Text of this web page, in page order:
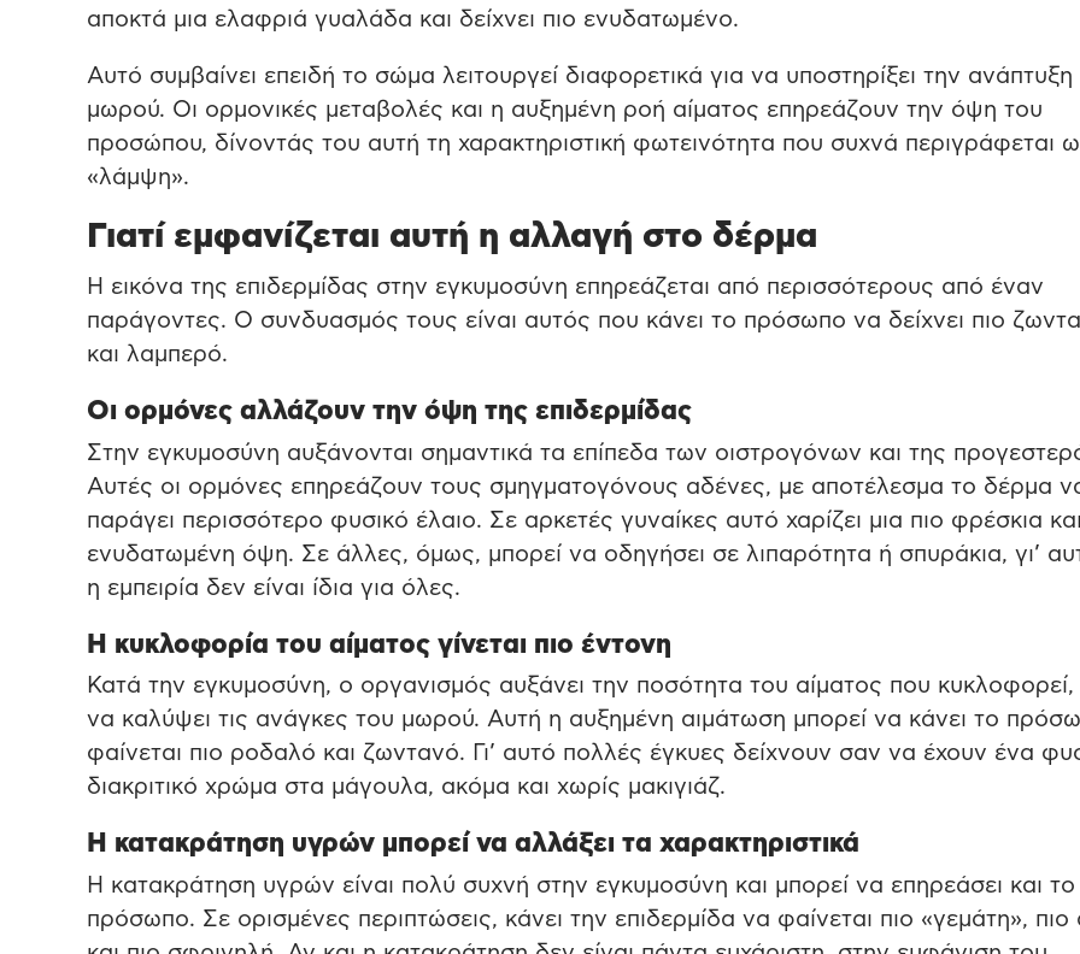
αποκτά μια ελαφριά γυαλάδα και δείχνει πιο ενυδατωμένο.
Αυτό συμβαίνει επειδή το σώμα λειτουργεί διαφορετικά για να υποστηρίξει την ανάπτυξη
μωρού. Οι ορμονικές μεταβολές και η αυξημένη ροή αίματος επηρεάζουν την όψη του
προσώπου, δίνοντάς του αυτή τη χαρακτηριστική φωτεινότητα που συχνά περιγράφεται
«λάμψη».
Γιατί εμφανίζεται αυτή η αλλαγή στο δέρμα
Η εικόνα της επιδερμίδας στην εγκυμοσύνη επηρεάζεται από περισσότερους από έναν
παράγοντες. Ο συνδυασμός τους είναι αυτός που κάνει το πρόσωπο να δείχνει πιο
και λαμπερό.
Οι ορμόνες αλλάζουν την όψη της επιδερμίδας
Στην εγκυμοσύνη αυξάνονται σημαντικά τα επίπεδα των οιστρογόνων και της
Αυτές οι ορμόνες επηρεάζουν τους σμηγματογόνους αδένες, με αποτέλεσμα το δέρμα
παράγει περισσότερο φυσικό έλαιο. Σε αρκετές γυναίκες αυτό χαρίζει μια πιο φρέσκια
ενυδατωμένη όψη. Σε άλλες, όμως, μπορεί να οδηγήσει σε λιπαρότητα ή σπυράκια, γι’
η εμπειρία δεν είναι ίδια για όλες.
Η κυκλοφορία του αίματος γίνεται πιο έντονη
Κατά την εγκυμοσύνη, ο οργανισμός αυξάνει την ποσότητα του αίματος που
να καλύψει τις ανάγκες του μωρού. Αυτή η αυξημένη αιμάτωση μπορεί να κάνει το
φαίνεται πιο ροδαλό και ζωντανό. Γι’ αυτό πολλές έγκυες δείχνουν σαν να έχουν ένα
διακριτικό χρώμα στα μάγουλα, ακόμα και χωρίς μακιγιάζ.
Η κατακράτηση υγρών μπορεί να αλλάξει τα χαρακτηριστικά
Η κατακράτηση υγρών είναι πολύ συχνή στην εγκυμοσύνη και μπορεί να επηρεάσει και το
πρόσωπο. Σε ορισμένες περιπτώσεις, κάνει την επιδερμίδα να φαίνεται πιο «γεμάτη»,